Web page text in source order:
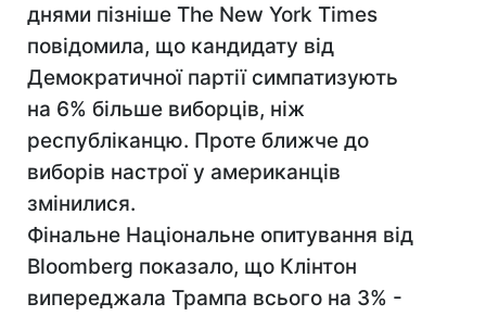
днями пізніше The New York Times
повідомила, що кандидату від
Демократичної партії симпатизують
на 6% більше виборців, ніж
республіканцю. Проте ближче до
виборів настрої у американців
змінилися.
Фінальне Національне опитування від
Bloomberg показало, що Клінтон
випереджала Трампа всього на 3% -